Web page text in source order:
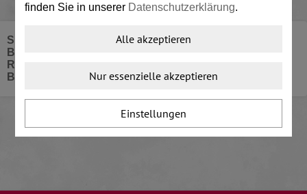
SENDEN SIE UNS EIN BILD UND WIR GEBEN IHNEN
BESCHEID WELCHES PRODUKT FÜR SIE DAS
RICHTIGE IST ODER RUFEN SIE UNS AN UND WIR
BERATEN SIE GERNE.
finden Sie in unserer Datenschutzerklärung.
Alle akzeptieren
Nur essenzielle akzeptieren
Einstellungen